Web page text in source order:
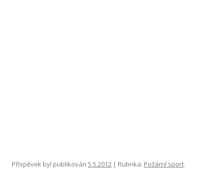
Příspěvek byl publikován 5.5.2012 | Rubrika: Požární sport.